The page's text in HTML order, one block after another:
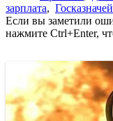
зарплата,
Если вы заметили
нажмите Ctrl+Enter,